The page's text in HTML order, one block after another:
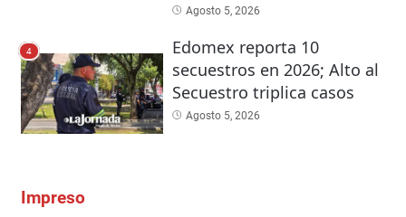
Agosto 5, 2026
4
Edomex reporta 10
secuestros en 2026; Alto al
Secuestro triplica casos
Agosto 5, 2026
Impreso